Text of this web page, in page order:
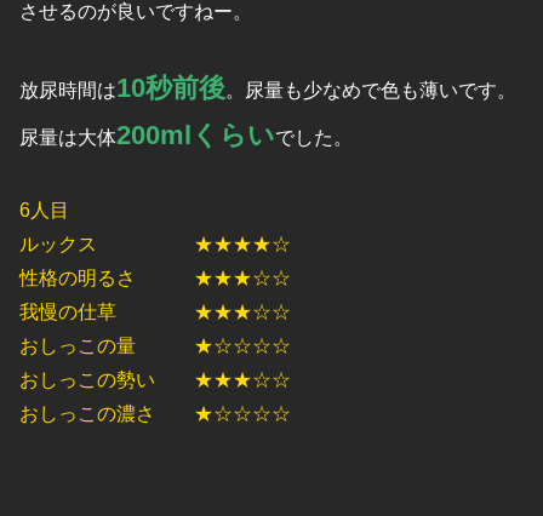
させるのが良いですねー。
放尿時間は10秒前後。尿量も少なめで色も薄いです。
尿量は大体200mlくらいでした。
6人目
ルックス ★★★★☆
性格の明るさ ★★★☆☆
我慢の仕草 ★★★☆☆
おしっこの量 ★☆☆☆☆
おしっこの勢い ★★★☆☆
おしっこの濃さ ★☆☆☆☆